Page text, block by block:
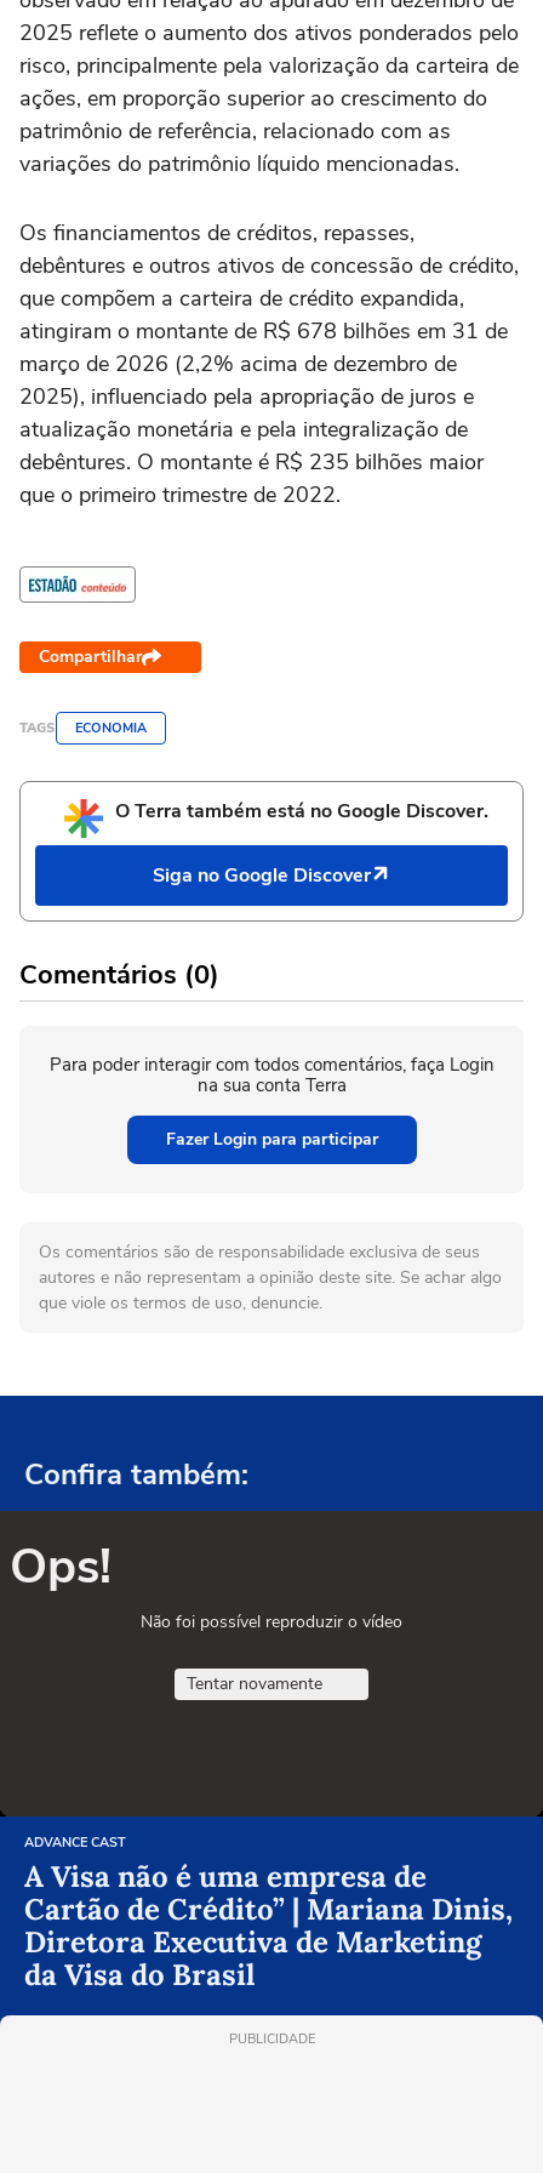
2025 reflete o aumento dos ativos ponderados pelo
risco, principalmente pela valorização da carteira de
ações, em proporção superior ao crescimento do
patrimônio de referência, relacionado com as
variações do patrimônio líquido mencionadas.
Os financiamentos de créditos, repasses,
debêntures e outros ativos de concessão de crédito,
que compõem a carteira de crédito expandida,
atingiram o montante de R$ 678 bilhões em 31 de
março de 2026 (2,2% acima de dezembro de
2025), influenciado pela apropriação de juros e
atualização monetária e pela integralização de
debêntures. O montante é R$ 235 bilhões maior
que o primeiro trimestre de 2022.
Compartilhar
TAGS ECONOMIA
O Terra também está no Google Discover.
Siga no Google Discover
Comentários (0)
Para poder interagir com todos comentários, faça Login
na sua conta Terra
Fazer Login para participar
Os comentários são de responsabilidade exclusiva de seus
autores e não representam a opinião deste site. Se achar algo
que viole os termos de uso, denuncie.
Confira também:
Ops!
Não foi possível reproduzir o vídeo
Tentar novamente
ADVANCE CAST
A Visa não é uma empresa de
Cartão de Crédito” | Mariana Dinis,
Diretora Executiva de Marketing
da Visa do Brasil
PUBLICIDADE